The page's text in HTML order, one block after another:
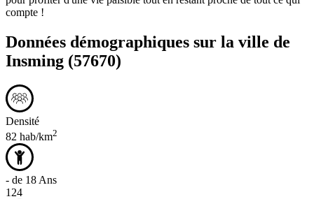
compte !
Données démographiques sur la ville de
Insming (57670)
Densité
82 hab/km2
- de 18 Ans
124